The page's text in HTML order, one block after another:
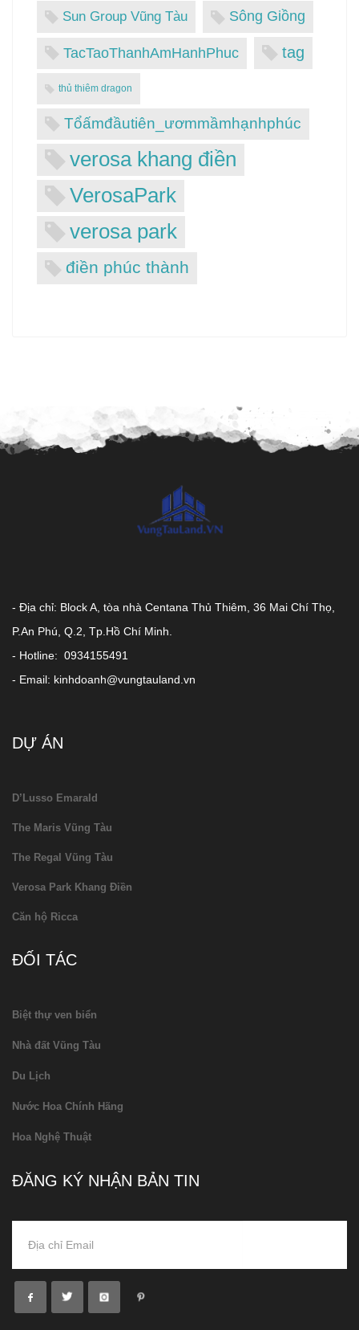
Sun Group Vũng Tàu Sông Giồng
TacTaoThanhAmHanhPhuc tag
thủ thiêm dragon
Tổấmđầutiên_ươmmầmhạnhphúc
verosa khang điền
VerosaPark
verosa park
điền phúc thành
- Địa chỉ: Block A, tòa nhà Centana Thủ Thiêm, 36 Mai Chí Thọ,
P.An Phú, Q.2, Tp.Hồ Chí Minh.
- Hotline: 0934155491
- Email: kinhdoanh@vungtauland.vn
DỰ ÁN
D’Lusso Emarald
The Maris Vũng Tàu
The Regal Vũng Tàu
Verosa Park Khang Điền
Căn hộ Ricca
ĐỐI TÁC
Biệt thự ven biển
Nhà đất Vũng Tàu
Du Lịch
Nước Hoa Chính Hãng
Hoa Nghệ Thuật
ĐĂNG KÝ NHẬN BẢN TIN